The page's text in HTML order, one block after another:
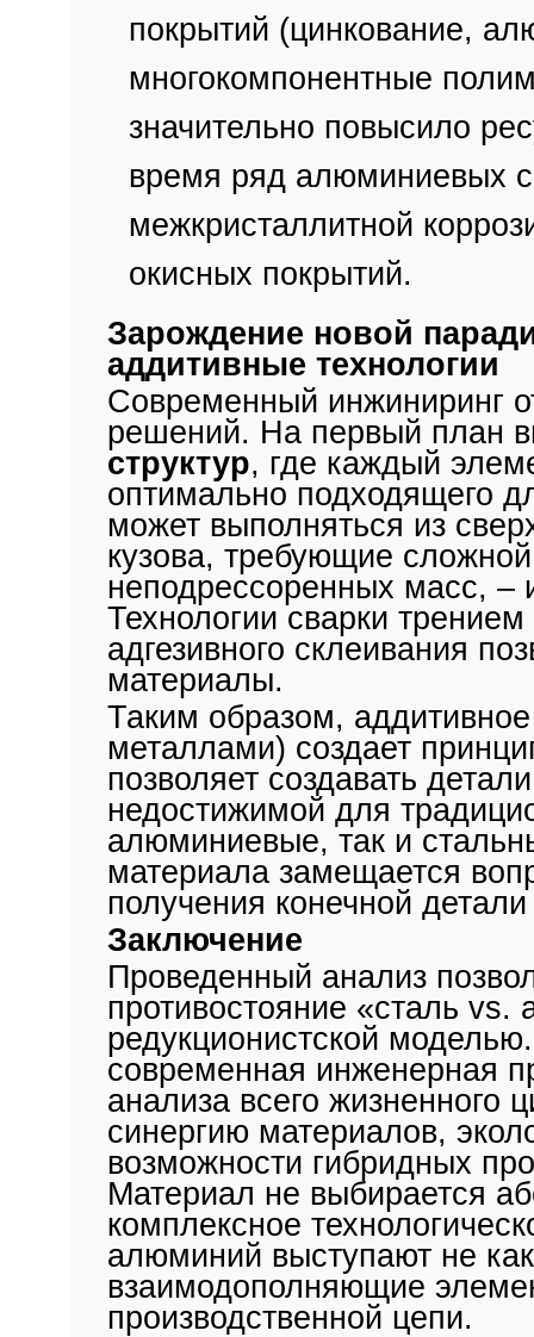
покрытий (цинкование,
многокомпонентные
значительно повысило
время ряд алюминиевых
межкристаллитной
окисных покрытий.
Зарождение новой
аддитивные технологии
Современный инжиниринг
решений. На первый план
структур, где каждый
оптимально подходящего
может выполняться из
кузова, требующие
неподрессоренных масс, –
Технологии сварки
адгезивного склеивания
материалы.
Таким образом,
металлами) создает
позволяет создавать
недостижимой для
алюминиевые, так и
материала замещается
получения конечной
Заключение
Проведенный анализ
противостояние «сталь
редукционистской
современная инженерная
анализа всего жизненного
синергию материалов,
возможности гибридных
Материал не выбирается
комплексное
алюминий выступают не
взаимодополняющие
производственной цепи.